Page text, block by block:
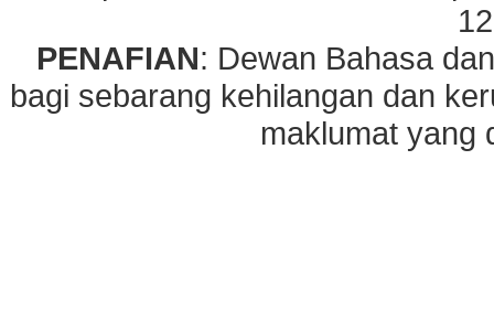
PENAFIAN: Dewan Bahasa
bagi sebarang kehilangan dan
maklumat yang